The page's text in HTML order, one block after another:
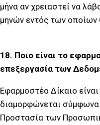
μήνα αν χρειαστεί να
μηνών εντός των
18. Ποιο είναι το
επεξεργασία των
Εφαρμοστέο Δίκαιο
διαμορφώνεται σύμφωνα
Προστασία των